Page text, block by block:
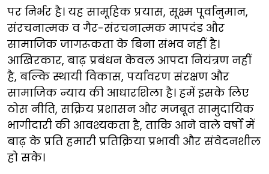
पर निर्भर है। यह सामूहिक प्रयास, सूक्ष्म पूर्वानुमान,
संरचनात्मक व गैर-संरचनात्मक मापदंड और
सामाजिक जागरूकता के बिना संभव नहीं है।
आखिरकार, बाढ़ प्रबंधन केवल आपदा नियंत्रण नहीं
है, बल्कि स्थायी विकास, पर्यावरण संरक्षण और
सामाजिक न्याय की आधारशिला है। हमें इसके लिए
ठोस नीति, सक्रिय प्रशासन और मजबूत सामुदायिक
भागीदारी की आवश्यकता है, ताकि आने वाले वर्षों में
बाढ़ के प्रति हमारी प्रतिक्रिया प्रभावी और संवेदनशील
हो सके।​